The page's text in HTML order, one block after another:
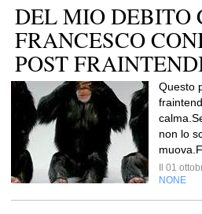
DEL MIO DEBITO
FRANCESCO
POST
Questo
non lo
Il 01
NONE